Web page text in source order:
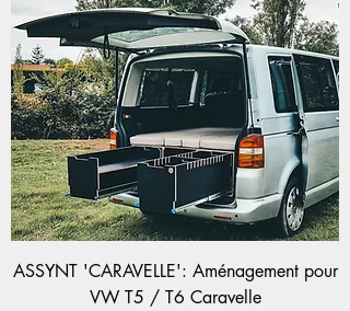
ASSYNT 'CARAVELLE': Aménagement pour
VW T5 / T6 Caravelle